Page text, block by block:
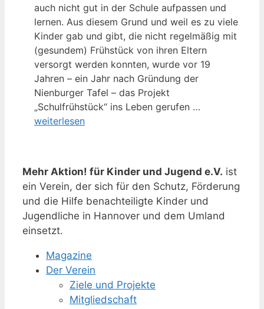
auch nicht gut in der Schule aufpassen und
lernen. Aus diesem Grund und weil es zu viele
Kinder gab und gibt, die nicht regelmäßig mit
(gesundem) Frühstück von ihren Eltern
versorgt werden konnten, wurde vor 19
Jahren – ein Jahr nach Gründung der
Nienburger Tafel – das Projekt
„Schulfrühstück“ ins Leben gerufen …
weiterlesen
Mehr Aktion! für Kinder und Jugend e.V. ist
ein Verein, der sich für den Schutz, Förderung
und die Hilfe benachteiligte Kinder und
Jugendliche in Hannover und dem Umland
einsetzt.
Magazine
Der Verein
Ziele und Projekte
Mitgliedschaft